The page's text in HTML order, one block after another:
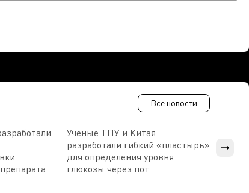
Все новости
Ученые ТПУ и Китая
разработали гибкий «пластырь»
для определения уровня
глюкозы через пот